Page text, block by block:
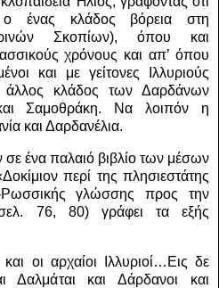
ένας κλάδος βόρεια στη
Σκοπίων), όπου και
χρόνους και απ’ όπου
και με γείτονες Ιλλυριούς
άλλος κλάδος των Δαρδάνων
Σαμοθράκη.
Να λοιπόν η
και Δαρδανέλια.
ένα παλαιό βιβλίο των μέσων
περί της πλησιεστάτης
Ρωσσικής γλώσσης προς την
76, 80) γράφει τα εξής
οι αρχαίοι Ιλλυριοί…Εις δε
Δαλμάται και Δάρδανοι και